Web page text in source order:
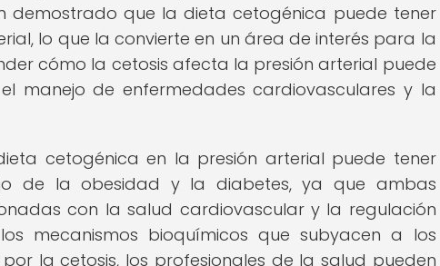
demostrado que la dieta cetogénica puede tener
lo que la convierte en un área de interés para la
cómo la cetosis afecta la presión arterial puede
manejo de enfermedades cardiovasculares y la
cetogénica en la presión arterial puede tener
de la obesidad y la diabetes, ya que ambas
con la salud cardiovascular y la regulación
mecanismos bioquímicos que subyacen a los
la cetosis, los profesionales de la salud pueden